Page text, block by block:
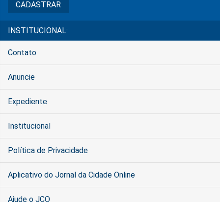
INSTITUCIONAL:
Contato
Anuncie
Expediente
Institucional
Política de Privacidade
Aplicativo do Jornal da Cidade Online
Ajude o JCO